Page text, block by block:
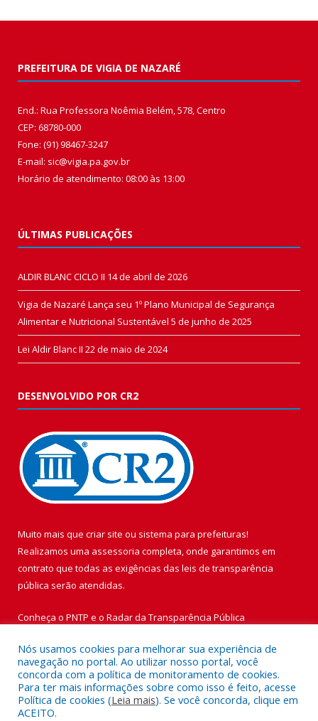
PREFEITURA DE VIGIA DE NAZARÉ
End.: Rua Professora Noêmia Belém, 578, Centro
CEP: 68780-000
Fone: (91) 98467-3247
E-mail: sic@vigia.pa.gov.br
Horário de atendimento: 08:00 às 13:00
ÚLTIMAS PUBLICAÇÕES
ALDIR BLANC CICLO II 14 de abril de 2026
Vigia de Nazaré Lança seu 1º Plano Municipal de Segurança
Alimentar e Nutricional Sustentável 5 de junho de 2025
Lei Aldir Blanc II 22 de maio de 2024
DESENVOLVIDO POR CR2
Muito mais que criar site ou sistema para prefeituras!
Realizamos uma assessoria completa, onde garantimos em
contrato que todas as exigências das leis de transparência
pública serão atendidas.
Conheça o PNTP e o Radar da Transparência Pública
Todos os direitos reservados a Prefeitura Municipal de Vigia de
Nazaré.
Nós usamos cookies para melhorar sua experiência de
navegação no portal. Ao utilizar nosso portal, você
concorda com a política de monitoramento de cookies.
Para ter mais informações sobre como isso é feito, acesse
Política de cookies (Leia mais). Se você concorda, clique em
ACEITO.